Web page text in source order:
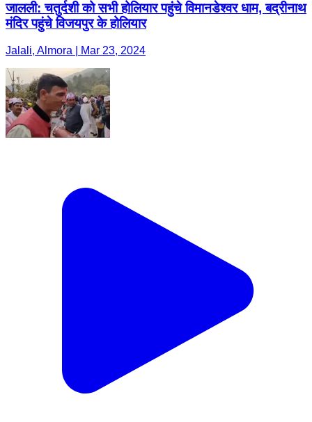
जालली: चतुर्दशी को सभी होलियार पहुंचे विमानडेश्वर धाम, बद्रीनाथ
मंदिर पहुंचे विजयपुर के होलियार
Jalali, Almora | Mar 23, 2024